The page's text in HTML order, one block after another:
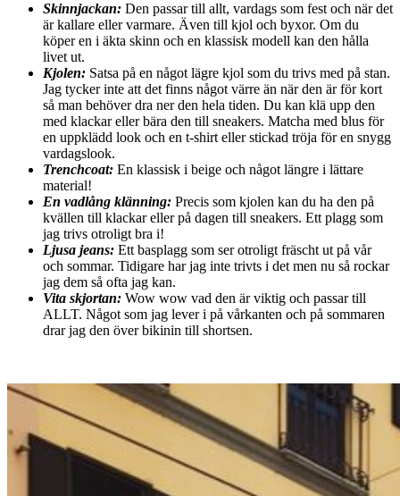
Skinnjackan: Den passar till allt, vardags som fest och när det
är kallare eller varmare. Även till kjol och byxor. Om du
köper en i äkta skinn och en klassisk modell kan den hålla
livet ut.
Kjolen: Satsa på en något lägre kjol som du trivs med på stan.
Jag tycker inte att det finns något värre än när den är för kort
så man behöver dra ner den hela tiden. Du kan klä upp den
med klackar eller bära den till sneakers. Matcha med blus för
en uppklädd look och en t-shirt eller stickad tröja för en snygg
vardagslook.
Trenchcoat: En klassisk i beige och något längre i lättare
material!
En vadlång klänning: Precis som kjolen kan du ha den på
kvällen till klackar eller på dagen till sneakers. Ett plagg som
jag trivs otroligt bra i!
Ljusa jeans: Ett basplagg som ser otroligt fräscht ut på vår
och sommar. Tidigare har jag inte trivts i det men nu så rockar
jag dem så ofta jag kan.
Vita skjortan: Wow wow vad den är viktig och passar till
ALLT. Något som jag lever i på vårkanten och på sommaren
drar jag den över bikinin till shortsen.